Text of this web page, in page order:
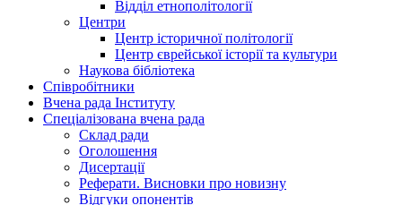
Відділ етнополітології
Центри
Центр історичної політології
Центр єврейської історії та культури
Наукова бібліотека
Співробітники
Вчена рада Інституту
Спеціалізована вчена рада
Склад ради
Оголошення
Дисертації
Реферати. Висновки про новизну
Відгуки опонентів